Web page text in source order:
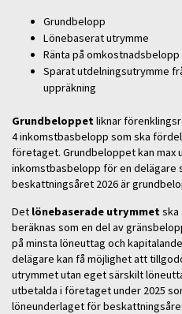
Grundbelopp
Lönebaserat utrymme
Ränta på
Sparat utdelningsutrymme
uppräkning
Grundbeloppetliknar
4 inkomstbasbelopp som ska
företaget. Grundbeloppet kan max
inkomstbasbelopp för en delägare
beskattningsåret 2026 är
Det lönebaserade utrymmetska
beräknas som en del av
på minsta löneuttag och
delägare kan få möjlighet att
utrymmet utan eget särskilt
utbetalda i företaget under 2025
löneunderlaget för